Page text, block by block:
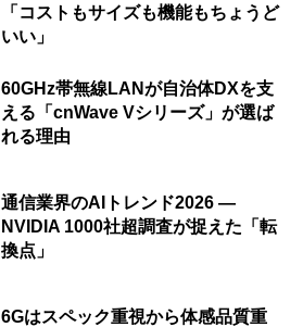
「コストもサイズも機能もちょうど
いい」
60GHz帯無線LANが自治体DXを支
える「cnWave Vシリーズ」が選ば
れる理由
通信業界のAIトレンド2026 ―
NVIDIA 1000社超調査が捉えた「転
換点」
6Gはスペック重視から体感品質重